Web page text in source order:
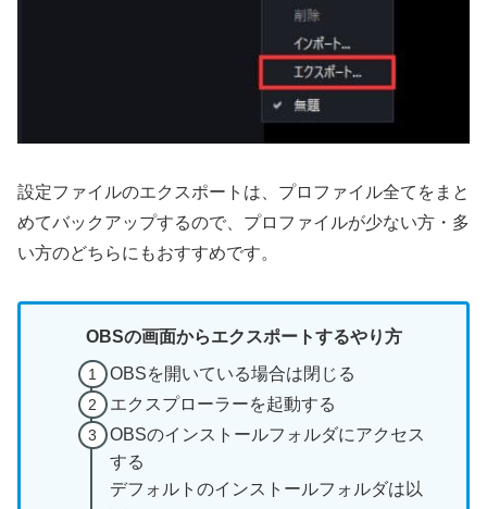
設定ファイルのエクスポートは、プロファイル全てをまと
めてバックアップするので、プロファイルが少ない方・多
い方のどちらにもおすすめです。
OBSの画面からエクスポートするやり方
OBSを開いている場合は閉じる
エクスプローラーを起動する
OBSのインストールフォルダにアクセス
する
デフォルトのインストールフォルダは以